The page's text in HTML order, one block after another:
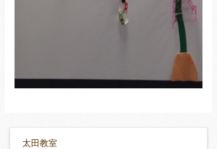
太田教室